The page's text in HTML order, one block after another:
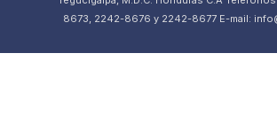
8673, 2242-8676 y 2242-8677 E-mail: